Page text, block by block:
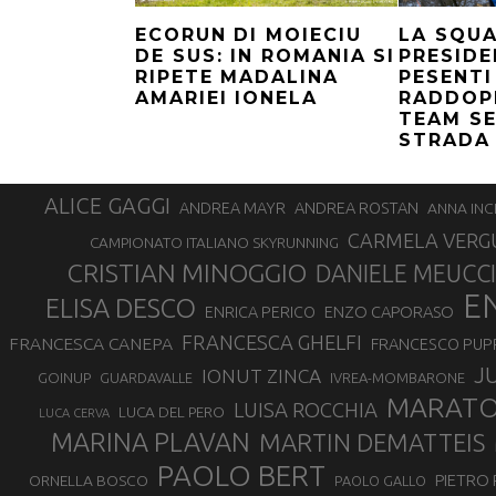
ECORUN DI MOIECIU
DE SUS: IN ROMANIA SI
RIPETE MADALINA
AMARIEI IONELA
LA
TEAM
STRADA
ALICE GAGGI ANDREA MAYR ANDREA ROSTAN ANNA
CAMPIONATO ITALIANO SKYRUNNING CARMELA
CRISTIAN MINOGGIO DANIELE MEUCCI
ELISA DESCO ENRICA PERICO ENZO CAPORASO
FRANCESCA CANEPA FRANCESCA GHELFI FRANCESCO
GOINUP GUARDAVALLE IONUT ZINCA IVREA-MOMBARONE
LUCA CERVA LUCA DEL PERO LUISA ROCCHIA
MARINA PLAVAN MARTIN DEMATTEIS
ORNELLA BOSCO PAOLO BERT PAOLO GALLO PIETRO